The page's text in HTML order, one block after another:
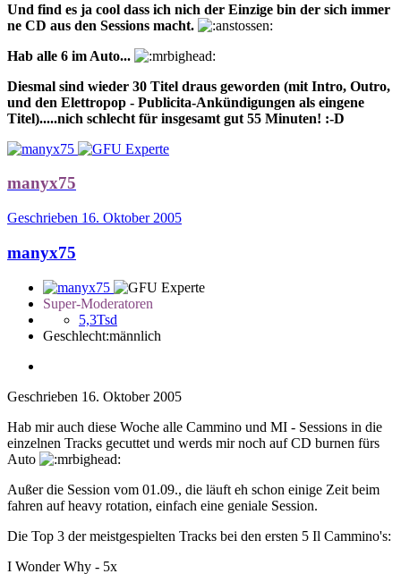
Und find es ja cool dass ich nich der Einzige bin der sich immer
ne CD aus den Sessions macht.
Hab alle 6 im Auto...
Diesmal sind wieder 30 Titel draus geworden (mit Intro, Outro,
und den Elettropop - Publicita-Ankündigungen als eingene
Titel).....nich schlecht für insgesamt gut 55 Minuten! :-D
manyx75
Geschrieben 16. Oktober 2005
manyx75
Super-Moderatoren
5,3Tsd
Geschlecht:männlich
Geschrieben 16. Oktober 2005
Hab mir auch diese Woche alle Cammino und MI - Sessions in die
einzelnen Tracks gecuttet und werds mir noch auf CD burnen fürs
Auto
Außer die Session vom 01.09., die läuft eh schon einige Zeit beim
fahren auf heavy rotation, einfach eine geniale Session.
Die Top 3 der meistgespielten Tracks bei den ersten 5 Il Cammino's:
I Wonder Why - 5x